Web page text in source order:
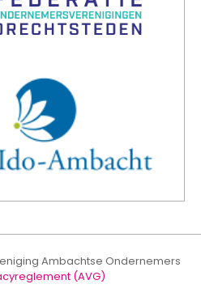
Ambachtse Ondernemers
(AVG)